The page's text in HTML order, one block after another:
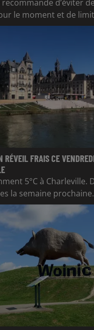
d’éviter
le moment et de
RÉVEIL FRAIS CE
5°C à Charleville.
la semaine prochaine.